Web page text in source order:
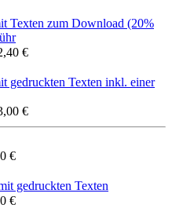
Texten zum Download (20%
€
gedruckten Texten inkl. einer
€
€
gedruckten Texten
€